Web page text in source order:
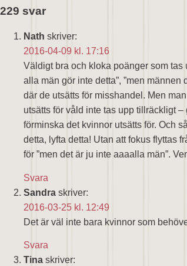
229 svar
Nath skriver:
2016-04-09 kl. 17:16
Väldigt bra och kloka poänger som tas
alla män gör inte detta”, ”men
där de utsätts för misshandel. Men
utsätts för våld inte tas upp tillräckligt
förminska det kvinnor utsätts för. Och
detta, lyfta detta! Utan att fokus flyttas
för ”men det är ju inte aaaalla män”.
Svara
Sandra skriver:
2016-03-25 kl. 12:49
Det är väl inte bara kvinnor som
Svara
Tina skriver: